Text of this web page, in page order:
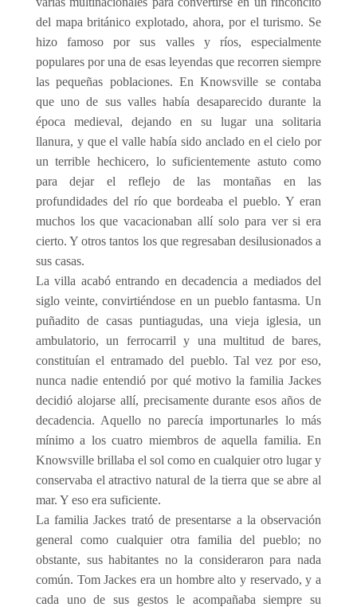
del mapa británico explotado, ahora, por el turismo. Se
hizo famoso por sus valles y ríos, especialmente
populares por una de esas leyendas que recorren siempre
las pequeñas poblaciones. En Knowsville se contaba
que uno de sus valles había desaparecido durante la
época medieval, dejando en su lugar una solitaria
llanura, y que el valle había sido anclado en el cielo por
un terrible hechicero, lo suficientemente astuto como
para dejar el reflejo de las montañas en las
profundidades del río que bordeaba el pueblo. Y eran
muchos los que vacacionaban allí solo para ver si era
cierto. Y otros tantos los que regresaban desilusionados a
sus casas.
La villa acabó entrando en decadencia a mediados del
siglo veinte, convirtiéndose en un pueblo fantasma. Un
puñadito de casas puntiagudas, una vieja iglesia, un
ambulatorio, un ferrocarril y una multitud de bares,
constituían el entramado del pueblo. Tal vez por eso,
nunca nadie entendió por qué motivo la familia Jackes
decidió alojarse allí, precisamente durante esos años de
decadencia. Aquello no parecía importunarles lo más
mínimo a los cuatro miembros de aquella familia. En
Knowsville brillaba el sol como en cualquier otro lugar y
conservaba el atractivo natural de la tierra que se abre al
mar. Y eso era suficiente.
La familia Jackes trató de presentarse a la observación
general como cualquier otra familia del pueblo; no
obstante, sus habitantes no la consideraron para nada
común. Tom Jackes era un hombre alto y reservado, y a
cada uno de sus gestos le acompañaba siempre su